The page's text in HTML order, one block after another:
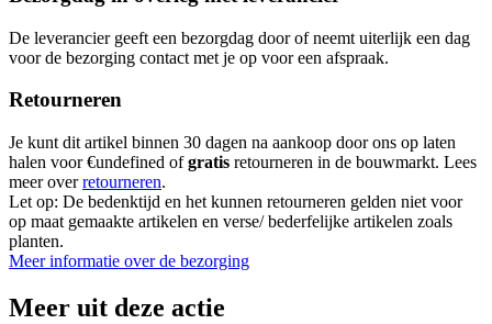
De leverancier geeft een bezorgdag door of neemt uiterlijk een dag
voor de bezorging contact met je op voor een afspraak.
Retourneren
Je kunt dit artikel binnen 30 dagen na aankoop door ons op laten
halen voor €undefined ofgratis retourneren in de bouwmarkt. Lees
meer overretourneren.
Let op: De bedenktijd en het kunnen retourneren gelden niet voor
op maat gemaakte artikelen en verse/ bederfelijke artikelen zoals
planten.
Meer informatie over de bezorging
Meer uit deze actie